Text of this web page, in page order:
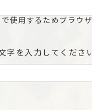
使用するためブラウ
字を入力してください